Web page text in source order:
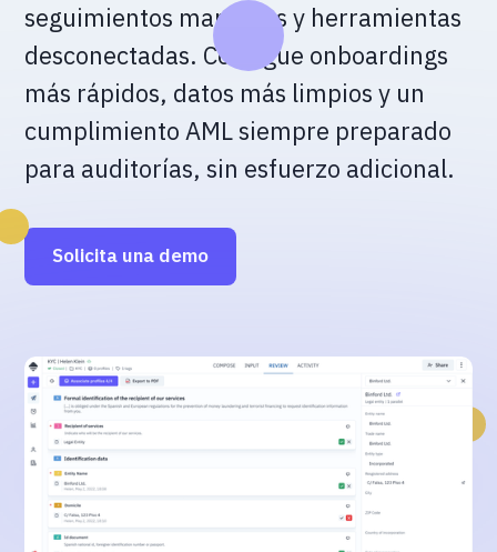
seguimientos manuales y herramientas
desconectadas. Consigue onboardings
más rápidos, datos más limpios y un
cumplimiento AML siempre preparado
para auditorías, sin esfuerzo adicional.
Solicita una demo